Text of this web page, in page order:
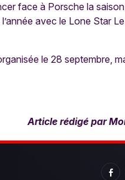
face à Porsche la
avec le Lone Star
le 28 septembre,
Article rédigé par